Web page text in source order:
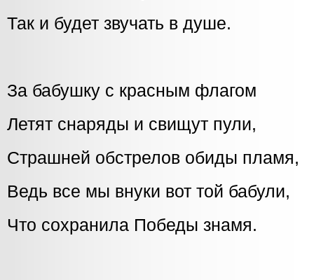
Так и будет звучать в душе.
За бабушку с красным флагом
Летят снаряды и свищут пули,
Страшней обстрелов обиды пламя,
Ведь все мы внуки вот той бабули,
Что сохранила Победы знамя.